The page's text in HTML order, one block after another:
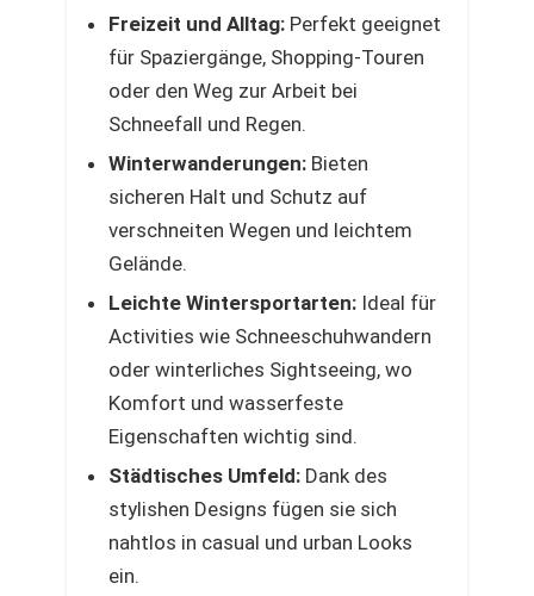
Freizeit und Alltag: Perfekt geeignet
für Spaziergänge, Shopping-Touren
oder den Weg zur Arbeit bei
Schneefall und Regen.
Winterwanderungen: Bieten
sicheren Halt und Schutz auf
verschneiten Wegen und leichtem
Gelände.
Leichte Wintersportarten: Ideal für
Activities wie Schneeschuhwandern
oder winterliches Sightseeing, wo
Komfort und wasserfeste
Eigenschaften wichtig sind.
Städtisches Umfeld: Dank des
stylishen Designs fügen sie sich
nahtlos in casual und urban Looks
ein.